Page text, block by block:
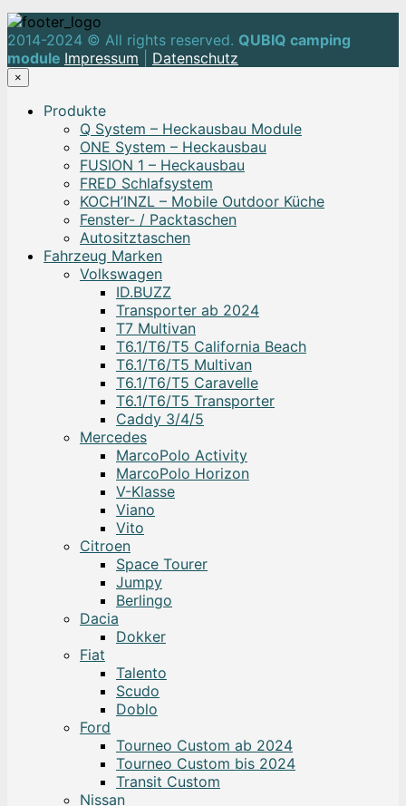
2014-2024 © All rights reserved. QUBIQ camping
module Impressum Datenschutz
×
Produkte
Q System – Heckausbau Module
ONE System – Heckausbau
FUSION 1 – Heckausbau
FRED Schlafsystem
KOCH’INZL – Mobile Outdoor Küche
Fenster- / Packtaschen
Autositztaschen
Fahrzeug Marken
Volkswagen
ID.BUZZ
Transporter ab 2024
T7 Multivan
T6.1/T6/T5 California Beach
T6.1/T6/T5 Multivan
T6.1/T6/T5 Caravelle
T6.1/T6/T5 Transporter
Caddy 3/4/5
Mercedes
MarcoPolo Activity
MarcoPolo Horizon
V-Klasse
Viano
Vito
Citroen
Space Tourer
Jumpy
Berlingo
Dacia
Dokker
Fiat
Talento
Scudo
Doblo
Ford
Tourneo Custom ab 2024
Tourneo Custom bis 2024
Transit Custom
Nissan